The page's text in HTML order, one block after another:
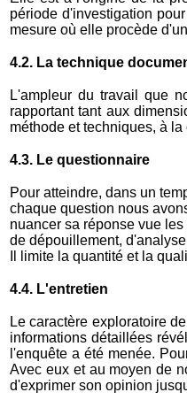
période d'investigation
mesure où elle procède
4.2. La technique
L'ampleur du travail que
rapportant tant aux
méthode et techniques, à
4.3. Le questionnaire
Pour atteindre, dans un
chaque question nous
nuancer sa réponse vue
de dépouillement,
Il limite la quantité et la
4.4. L'entretien
Le caractère exploratoire
informations détaillées
l'enquête a été menée.
Avec eux et au moyen de
d'exprimer son opinion